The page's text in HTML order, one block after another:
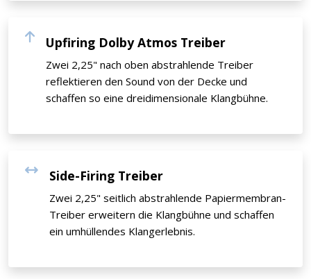
Upfiring Dolby Atmos Treiber
Zwei 2,25" nach oben abstrahlende Treiber
reflektieren den Sound von der Decke und
schaffen so eine dreidimensionale Klangbühne.
Side-Firing Treiber
Zwei 2,25" seitlich abstrahlende Papiermembran-
Treiber erweitern die Klangbühne und schaffen
ein umhüllendes Klangerlebnis.